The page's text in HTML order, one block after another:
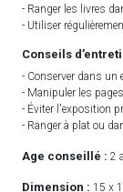
- Ranger les livres
- Utiliser
Conseils
- Conserver dans un
- Manipuler les
- Éviter l'exposition
- Ranger à plat ou
Age conseillé : 2
Dimension : 15 x